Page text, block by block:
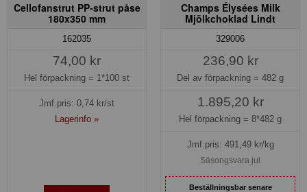
Cellofanstrut PP-strut påse
180x350 mm
162035
74,00 kr
Hel förpackning = 1*100 st
Jmf.pris: 0,74 kr/st
Lagerinfo »
Champs Élysées Milk
Mjölkchoklad Lindt
329006
236,90 kr
Del av förpackning = 482 g
1.895,20 kr
Hel förpackning = 8*482 g
Jmf.pris: 491,49kr/kg
Säsongsvara jul
Beställningsbar senare